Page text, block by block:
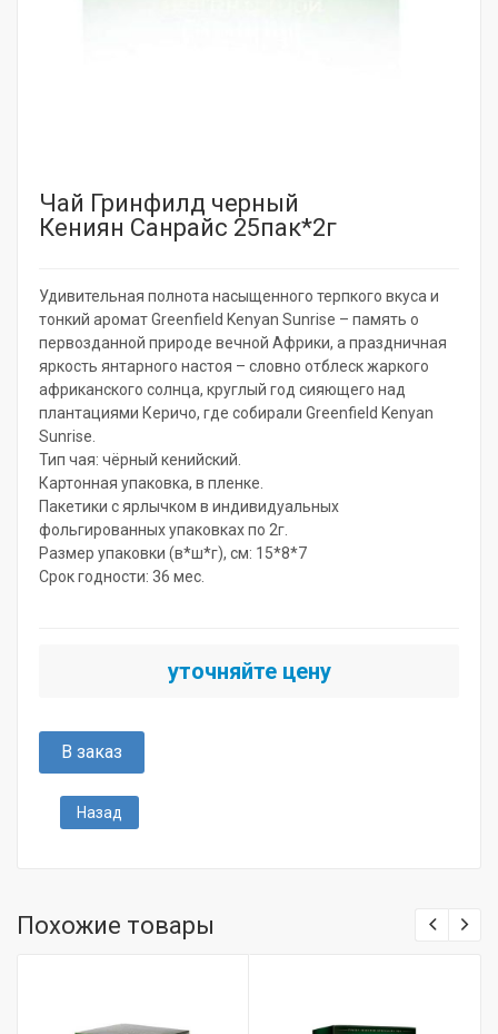
Чай Гринфилд черный
Кениян Санрайс 25пак*2г
Удивительная полнота насыщенного терпкого вкуса и
тонкий аромат Greenfield Kenyan Sunrise – память о
первозданной природе вечной Африки, а праздничная
яркость янтарного настоя – словно отблеск жаркого
африканского солнца, круглый год сияющего над
плантациями Керичо, где собирали Greenfield Kenyan
Sunrise.
Тип чая: чёрный кенийский.
Картонная упаковка, в пленке.
Пакетики с ярлычком в индивидуальных
фольгированных упаковках по 2г.
Размер упаковки (в*ш*г), см: 15*8*7
Срок годности: 36 мес.
уточняйте цену
В заказ
Назад
Похожие товары